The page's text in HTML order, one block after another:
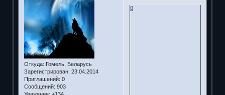
Откуда: Гомель, Беларусь
Зарегистрирован: 23.04.2014
Приглашений: 0
Сообщений: 903
0